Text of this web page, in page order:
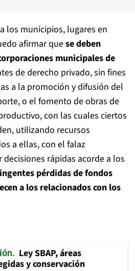
los municipios, lugares en
afirmar quese deben
municipales de
de derecho privado, sin fines
a la promoción y difusión del
o el fomento de obras de
con las cuales ciertos
utilizando recursos
a ellas, con el falaz
rápidas acorde a los
pérdidas de fondos
a los relacionados con los
Ley SBAP, áreas
y conservación